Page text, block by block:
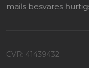
mails besvares
CVR​: 41439432